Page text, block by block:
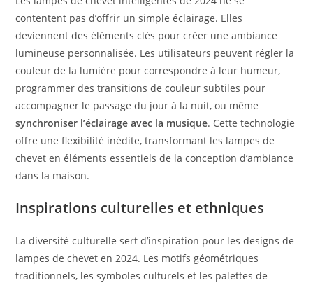
contentent pas d’offrir un simple éclairage. Elles
deviennent des éléments clés pour créer une ambiance
lumineuse personnalisée. Les utilisateurs peuvent régler la
couleur de la lumière pour correspondre à leur humeur,
programmer des transitions de couleur subtiles pour
accompagner le passage du jour à la nuit, ou même
synchroniser l’éclairage avec la musique. Cette technologie
offre une flexibilité inédite, transformant les lampes de
chevet en éléments essentiels de la conception d’ambiance
dans la maison.
Inspirations culturelles et ethniques
La diversité culturelle sert d’inspiration pour les designs de
lampes de chevet en 2024. Les motifs géométriques
traditionnels, les symboles culturels et les palettes de